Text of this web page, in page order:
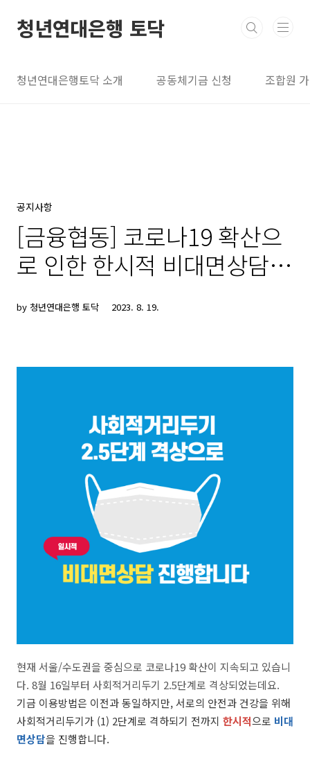
청년연대은행 토닥
청년연대은행토닥 소개 공동체기금 신청 조합원
공지사항
[금융협동] 코로나19 확산으
로 인한 한시적 비대면상담
by 청년연대은행 토닥 2023. 8. 19.
현재 서울/수도권을 중심으로 코로나19 확산이 지속되고 있습니
다. 8월 16일부터 사회적거리두기 2.5단계로 격상되었는데요.
기금 이용방법은 이전과 동일하지만, 서로의 안전과 건강을 위해
사회적거리두기가 (1) 2단계로 격하되기 전까지 한시적으로 비대
면상담을 진행합니다.